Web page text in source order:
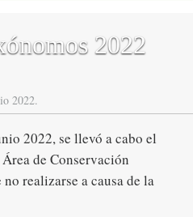
2022
2022.
2022, se llevó a cabo el
de Conservación
realizarse a causa de la